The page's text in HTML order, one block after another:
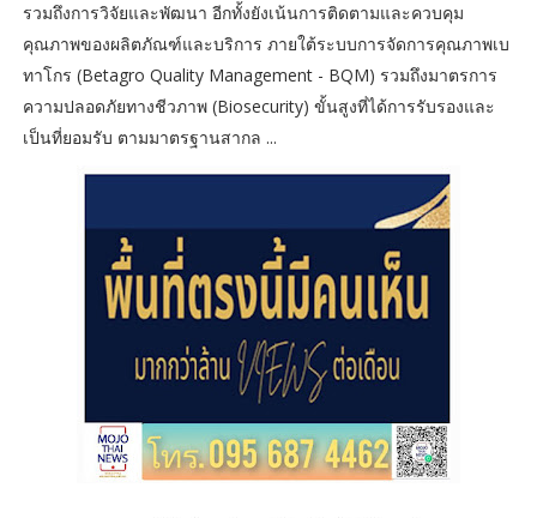
รวมถึงการวิจัยและพัฒนา อีกทั้งยังเน้นการติดตามและควบคุม
คุณภาพของผลิตภัณฑ์และบริการ ภายใต้ระบบการจัดการคุณภาพเบ
ทาโกร (Betagro Quality Management - BQM) รวมถึงมาตรการ
ความปลอดภัยทางชีวภาพ (Biosecurity) ขั้นสูงที่ได้การรับรองและ
เป็นที่ยอมรับ ตามมาตรฐานสากล ...